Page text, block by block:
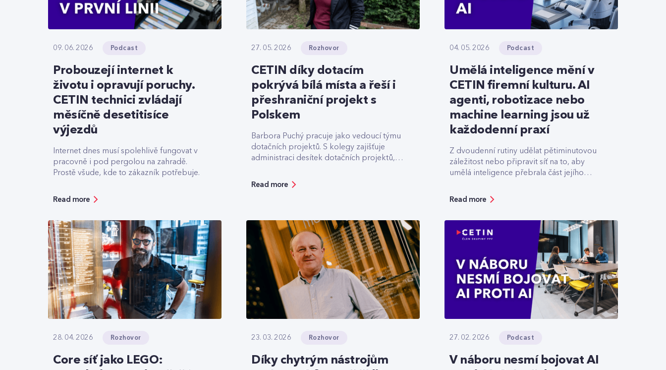
09. 06. 2026 Podcast
Probouzejí internet k
životu i opravují poruchy.
CETIN technici zvládají
měsíčně desetitisíce
výjezdů
Internet dnes musí spolehlivě fungovat v
pracovně i pod pergolou na zahradě.
Prostě všude, kde to zákazník potřebuje.
Read more
27. 05. 2026 Rozhovor
CETIN díky dotacím
pokrývá bílá místa a řeší i
přeshraniční projekt s
Polskem
Barbora Puchý pracuje jako vedoucí týmu
dotačních projektů. S kolegy zajišťuje
administraci desítek dotačních projektů,
odlehlých lokalitách.
Read more
04. 05. 2026 Podcast
Umělá inteligence mění v
CETIN firemní kulturu. AI
agenti, robotizace nebo
machine learning jsou už
každodenní praxí
Z dvoudenní rutiny udělat pětiminutovou
záležitost nebo připravit síť na to, aby
umělá inteligence přebrala část jejího
Read more
28. 04. 2026 Rozhovor
Core síť jako LEGO:
23. 03. 2026 Rozhovor
Díky chytrým nástrojům
27. 02. 2026 Podcast
V náboru nesmí bojovat AI